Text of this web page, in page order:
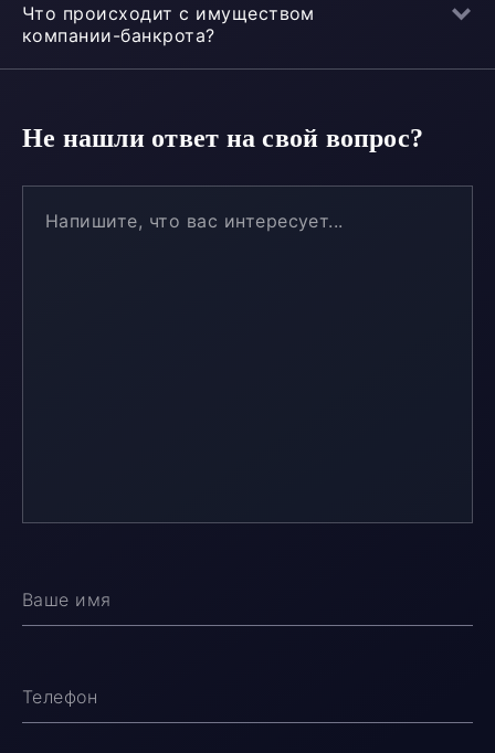
Что происходит с имуществом
компании-банкрота?
Не нашли ответ на свой вопрос?
Ваше имя
Телефон